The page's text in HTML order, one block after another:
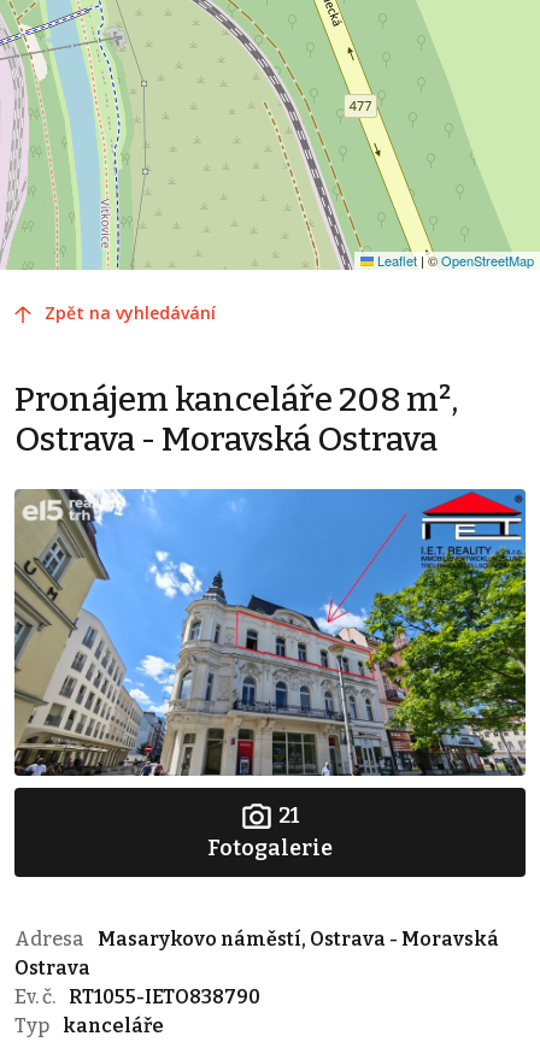
Leaflet |©OpenStreetMap
Zpět na vyhledávání
Pronájem kanceláře 208 m²,
Ostrava - Moravská Ostrava
21
Fotogalerie
Adresa
Masarykovo náměstí, Ostrava - Moravská
Ostrava
Ev. č.
RT1055-IETO838790
Typ
kanceláře